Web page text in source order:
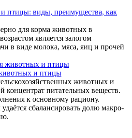
птицы: виды, преимущества, как
для корма животных в
является залогом
в виде молока, мяса, яиц и прочей
и птицы
животных и
концентрат питательных веществ.
к основному рациону.
сбалансировать долю макро-